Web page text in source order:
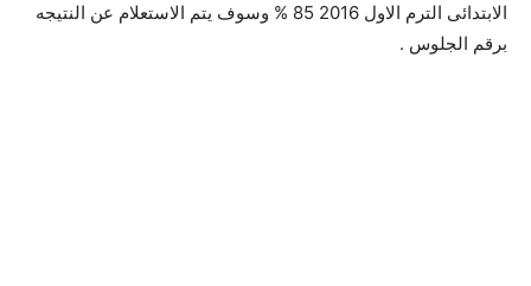
الابتدائى الترم الاول 2016 85 % وسوف يتم الاستعلام عن النتيجه
برقم الجلوس .